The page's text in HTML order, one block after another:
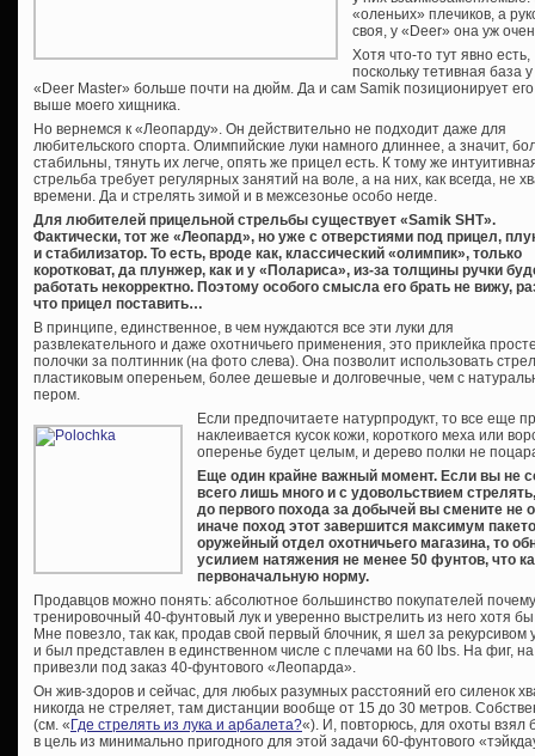
«оленьих» плечиков, а
своя, у «Deer» она уж
Хотя что-то тут явно есть,
поскольку тетивная база у
«Deer Master» больше почти на дюйм. Да и сам Samik позиционирует его
выше моего хищника.
Но вернемся к «Леопарду». Он действительно не подходит даже для
любительского спорта. Олимпийские луки намного длиннее, а значит,
стабильны, тянуть их легче, опять же прицел есть. К тому же
стрельба требует регулярных занятий на воле, а на них, как всегда, не
времени. Да и стрелять зимой и в межсезонье особо негде.
Для любителей прицельной стрельбы существует «Samik SHT».
Фактически, тот же «Леопард», но уже с отверстиями под прицел,
и стабилизатор. То есть, вроде как, классический «олимпик», только
коротковат, да плунжер, как и у «Полариса», из-за толщины ручки
работать некорректно. Поэтому особого смысла его брать не вижу,
что прицел поставить…
В принципе, единственное, в чем нуждаются все эти луки для
развлекательного и даже охотничьего применения, это приклейка
полочки за полтинник (на фото слева). Она позволит использовать
пластиковым опереньем, более дешевые и долговечные, чем с
пером.
Если предпочитаете натурпродукт, то все еще
наклеивается кусок кожи, короткого меха или
оперенье будет целым, и дерево полки не
Еще один крайне важный момент. Если вы не
всего лишь много и с удовольствием
до первого похода за добычей вы смените не
иначе поход этот завершится максимум
оружейный отдел охотничьего магазина, то
усилием натяжения не менее 50 фунтов, что
первоначальную норму.
Продавцов можно понять: абсолютное большинство покупателей
тренировочный 40-фунтовый лук и уверенно выстрелить из него хотя
Мне повезло, так как, продав свой первый блочник, я шел за
и был представлен в единственном числе с плечами на 60 lbs. На фиг,
привезли под заказ 40-фунтового «Леопарда».
Он жив-здоров и сейчас, для любых разумных расстояний его силенок
никогда не стреляет, там дистанции вообще от 15 до 30 метров.
(см. «Где стрелять из лука и арбалета?«). И, повторюсь, для охоты взял
в цель из минимально пригодного для этой задачи 60-фунтового